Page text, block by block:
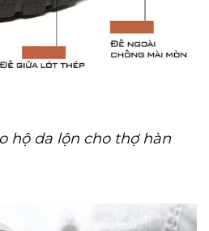
hộ da lộn cho thợ hàn